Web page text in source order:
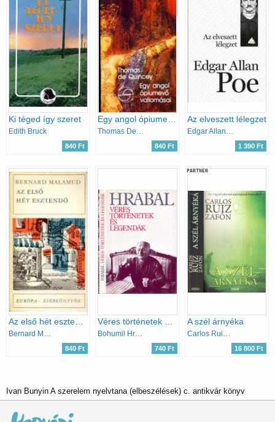
Ki téged így szeret
Edith Bruck
840 Ft
Egy angol ópiumevő vallomásai (mérleg)
Thomas De Quincey
840 Ft
Az elveszett lélegzet
Edgar Allan Poe
1 390 Ft
Bernard Malamud
840 Ft
Bohumil Hrabal
740 Ft
PARTNER
A szél árnyéka
Carlos Ruiz Zafón
16 800 Ft
Ivan Bunyin A szerelem nyelvtana (elbeszélések) c. antikvár könyv